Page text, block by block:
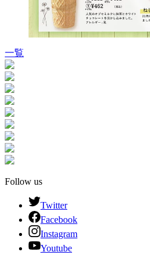
一覧
Follow us
Twitter
Facebook
Instagram
Youtube